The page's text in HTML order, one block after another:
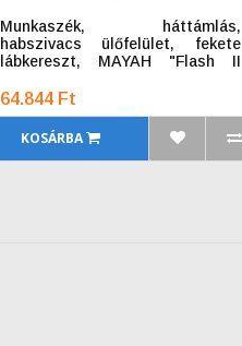
Munkaszék, háttámlás,
habszivacs ülőfelület, fekete
lábkereszt, MAYAH "Flash II
64.844 Ft
KOSÁRBA